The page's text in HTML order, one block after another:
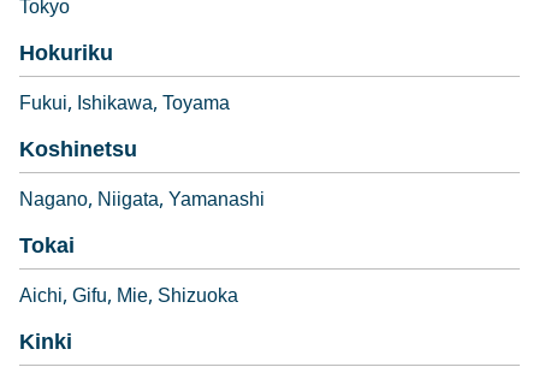
Tokyo
Hokuriku
Fukui Ishikawa Toyama
Koshinetsu
Nagano Niigata Yamanashi
Tokai
Aichi Gifu Mie Shizuoka
Kinki